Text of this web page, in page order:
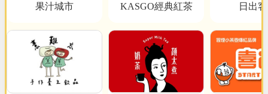
果汁城市 KASGO經典紅茶 日出